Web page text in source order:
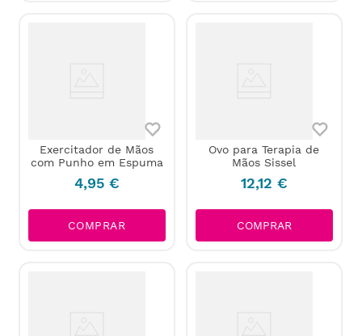
Exercitador de Mãos
com Punho em Espuma
4,95 €
COMPRAR
Ovo para Terapia de
Mãos Sissel
12,12 €
COMPRAR